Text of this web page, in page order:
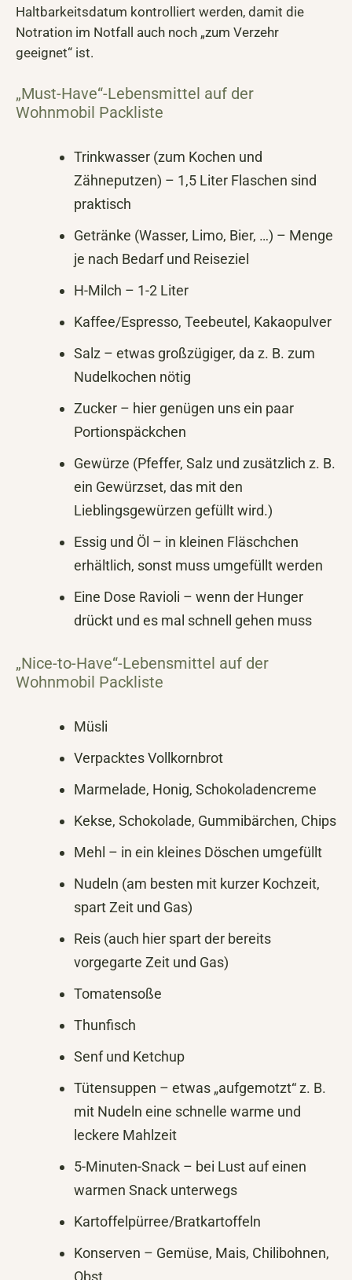
Haltbarkeitsdatum kontrolliert werden, damit die
Notration im Notfall auch noch „zum Verzehr
geeignet“ ist.
„Must-Have“-Lebensmittel auf der
Wohnmobil Packliste
Trinkwasser (zum Kochen und
Zähneputzen) – 1,5 Liter Flaschen sind
praktisch
Getränke (Wasser, Limo, Bier, …) – Menge
je nach Bedarf und Reiseziel
H-Milch – 1-2 Liter
Kaffee/Espresso, Teebeutel, Kakaopulver
Salz – etwas großzügiger, da z. B. zum
Nudelkochen nötig
Zucker – hier genügen uns ein paar
Portionspäckchen
Gewürze (Pfeffer, Salz und zusätzlich z. B.
ein Gewürzset, das mit den
Lieblingsgewürzen gefüllt wird.)
Essig und Öl – in kleinen Fläschchen
erhältlich, sonst muss umgefüllt werden
Eine Dose Ravioli – wenn der Hunger
drückt und es mal schnell gehen muss
„Nice-to-Have“-Lebensmittel auf der
Wohnmobil Packliste
Müsli
Verpacktes Vollkornbrot
Marmelade, Honig, Schokoladencreme
Kekse, Schokolade, Gummibärchen, Chips
Mehl – in ein kleines Döschen umgefüllt
Nudeln (am besten mit kurzer Kochzeit,
spart Zeit und Gas)
Reis (auch hier spart der bereits
vorgegarte Zeit und Gas)
Tomatensoße
Thunfisch
Senf und Ketchup
Tütensuppen – etwas „aufgemotzt“ z. B.
mit Nudeln eine schnelle warme und
leckere Mahlzeit
5-Minuten-Snack – bei Lust auf einen
warmen Snack unterwegs
Kartoffelpürree/Bratkartoffeln
Konserven – Gemüse, Mais, Chilibohnen,
Obst